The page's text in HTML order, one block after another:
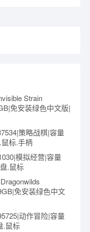
Strain
免安装绿色中文版|
策略战棋|容量
标.手柄
模拟经营|容量
.鼠标
免安装绿色中文
动作冒险|容量
.鼠标